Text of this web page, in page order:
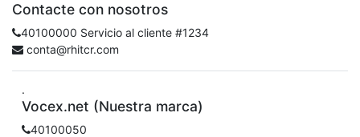
Contacte con nosotros
40100000 Servicio al cliente #1234
conta@rhitcr.com
.
Vocex.net (Nuestra marca)
40100050